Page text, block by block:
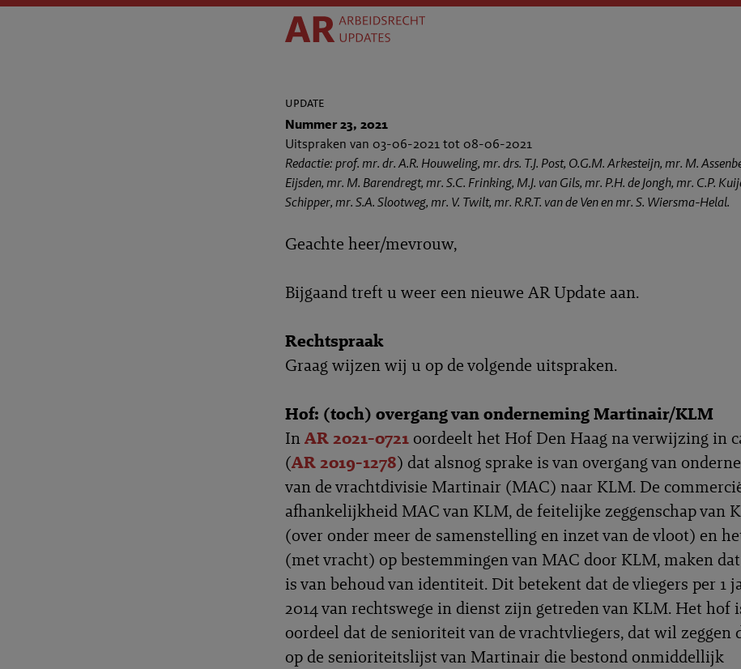
update
Nummer 23, 2021
Uitspraken van 03-06-2021 tot 08-06-2021
Redactie: prof. mr. dr. A.R. Houweling, mr. drs. T.J. Post, O.G.M. Arkesteijn, mr. M.
Eijsden, mr. M. Barendregt, mr. S.C. Frinking, M.J. van Gils, mr. P.H. de Jongh, mr. C.P.
Schipper, mr. S.A. Slootweg, mr. V. Twilt, mr. R.R.T. van de Ven en mr. S. Wiersma-Helal.
Geachte heer/mevrouw,
Bijgaand treft u weer een nieuwe AR Update aan.
Rechtspraak
Graag wijzen wij u op de volgende uitspraken.
Hof: (toch) overgang van onderneming Martinair/KLM
InAR 2021-0721 oordeelt het Hof Den Haag na verwijzing in
(AR 2019-1278) dat alsnog sprake is van overgang van
van de vrachtdivisie Martinair (MAC) naar KLM. De
afhankelijkheid MAC van KLM, de feitelijke zeggenschap van
(over onder meer de samenstelling en inzet van de vloot) en
(met vracht) op bestemmingen van MAC door KLM, maken
is van behoud van identiteit. Dit betekent dat de vliegers per 1
2014 van rechtswege in dienst zijn getreden van KLM. Het hof
oordeel dat de senioriteit van de vrachtvliegers, dat wil zeggen
op de senioriteitslijst van Martinair die bestond onmiddellijk